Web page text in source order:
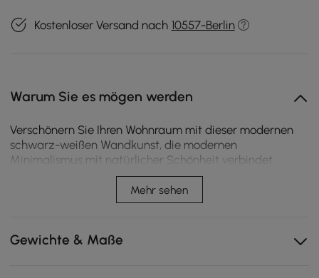
Kostenloser Versand nach 10557-Berlin
Warum Sie es mögen werden
Verschönern Sie Ihren Wohnraum mit dieser modernen
schwarz-weißen Wandkunst, die modernen
Minimalismus mit natürlicher Schönheit verbindet.
Dieses auffällige Stück misst 600 mm x 490 mm und
zeichnet sich durch eine vielschichtige Tiefe, taktile
Strukturen und eine auffällige monochrome Farbpalette
warmen LED-Licht ausgestattet und sorgt für ein
gemütliches Ambiente. Das USB-Netzteil und der hintere
Mehr sehen
Gewichte & Maße